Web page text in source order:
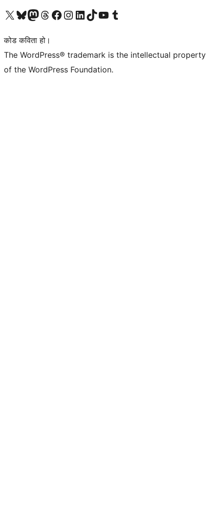
हाम्रो X (पहिले ट्विटर) खातामा जानुहोस्
हाम्रो Bluesky खाता भ्रमण गर्नुहोस्
हाम्रो म्यास्टोडन खाता भ्रमण गर्नुहोस्
हाम्रो थ्रेड्स खातामा जानुहोस्
हाम्रो फेसबुक पेजमा जानुहोस्
हाम्रो इन्स्टाग्राम खातामा जानुहोस्
हाम्रो लिङ्क्डइन खातामा जानुहोस्
हाम्रो TikTok खाता भ्रमण गर्नुहोस्
हाम्रो युट्युब च्यानलमा जानुहोस्
हाम्रो टम्बलर खाता भ्रमण गर्नुहोस्
कोड कविता हो।
The WordPress® trademark is the intellectual property
of the WordPress Foundation.